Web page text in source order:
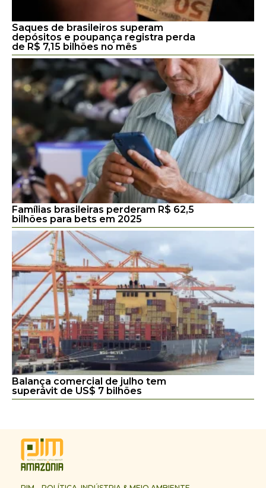
Saques de brasileiros superam
depósitos e poupança registra perda
de R$ 7,15 bilhões no mês
Famílias brasileiras perderam R$ 62,5
bilhões para bets em 2025
Balança comercial de julho tem
superávit de US$ 7 bilhões